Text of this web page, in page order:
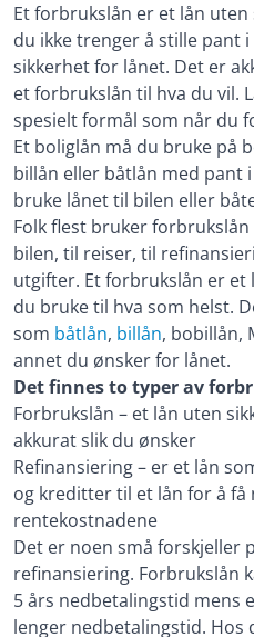
Et forbrukslån er et lån
du ikke trenger å stille pant
sikkerhet for lånet. Det er
et forbrukslån til hva du vil.
spesielt formål som når du
Et boliglån må du bruke på
billån eller båtlån med pant
bruke lånet til bilen eller
Folk flest bruker
bilen, til reiser, til
utgifter. Et forbrukslån er et
du bruke til hva som helst.
som båtlån, billån, bobillån,
annet du ønsker for lånet.
Det finnes to typer av
Forbrukslån – et lån uten
akkurat slik du ønsker
Refinansiering – er et lån
og kreditter til et lån for å få
rentekostnadene
Det er noen små forskjeller
refinansiering. Forbrukslån
5 års nedbetalingstid mens
lenger nedbetalingstid. Hos